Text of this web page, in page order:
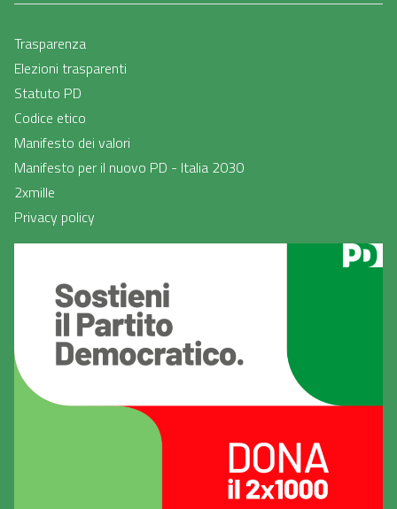
Trasparenza
Elezioni trasparenti
Statuto PD
Codice etico
Manifesto dei valori
Manifesto per il nuovo PD - Italia 2030
2xmille
Privacy policy